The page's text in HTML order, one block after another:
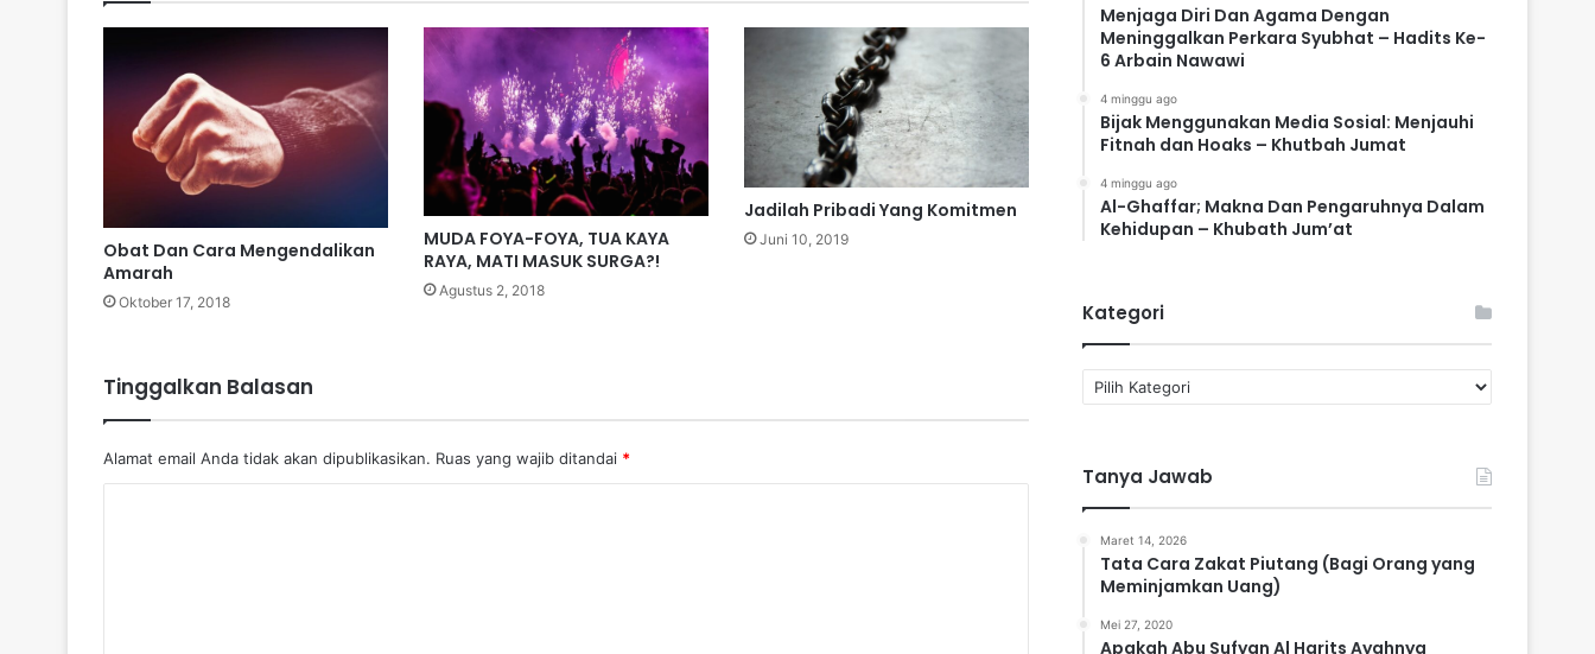
Obat Dan Cara Mengendalikan
Amarah
Oktober 17, 2018
MUDA FOYA-FOYA, TUA KAYA
RAYA, MATI MASUK SURGA?!
Agustus 2, 2018
Jadilah Pribadi Yang Komitmen
Juni 10, 2019
Tinggalkan Balasan
Alamat email Anda tidak akan dipublikasikan. Ruas yang wajib ditandai *
Menjaga Diri Dan Agama Dengan
Meninggalkan Perkara Syubhat – Hadits Ke-
6 Arbain Nawawi
4 minggu ago
Bijak Menggunakan Media Sosial: Menjauhi
Fitnah dan Hoaks – Khutbah Jumat
4 minggu ago
Al-Ghaffar; Makna Dan Pengaruhnya Dalam
Kehidupan – Khubath Jum’at
Kategori
Kategori
Tanya Jawab
Maret 14, 2026
Tata Cara Zakat Piutang (Bagi Orang yang
Meminjamkan Uang)
Mei 27, 2020
Apakah Abu Sufyan Al Harits Ayahnya